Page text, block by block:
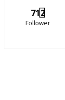
712
Follower